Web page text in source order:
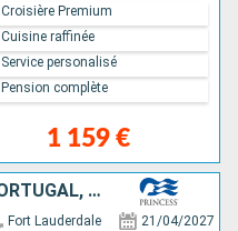
1 159 €
Croisière Premium
Cuisine raffinée
Service personalisé
Pension complète
ÉTATS-UNIS, HONDURAS, PORTUGAL, ROYAUME-UNI, NORVÈGE, DANEMARK
Fort Lauderdale 21/04/2027